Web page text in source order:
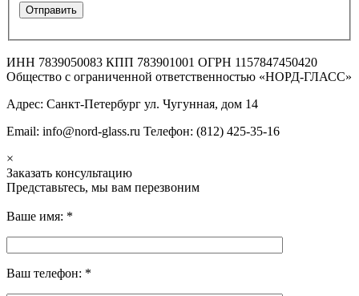
ИНН 7839050083 КПП 783901001 ОГРН 1157847450420
Общество с ограниченной ответственностью «НОРД-ГЛАСС»
Адрес: Санкт-Петербург ул. Чугунная, дом 14
Email: info@nord-glass.ru Телефон: (812) 425-35-16
×
Заказать консультацию
Представьтесь, мы вам перезвоним
Ваше имя: *
Ваш телефон: *